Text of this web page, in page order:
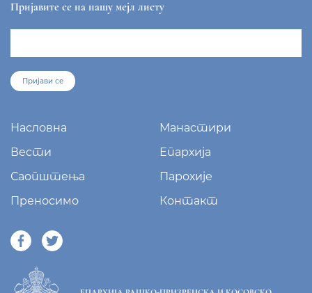
Пријавите се на нашу мејл листу
Пријави се
Насловна
Манастири
Вести
Епархија
Саопштења
Парохије
Преносимо
Контакт